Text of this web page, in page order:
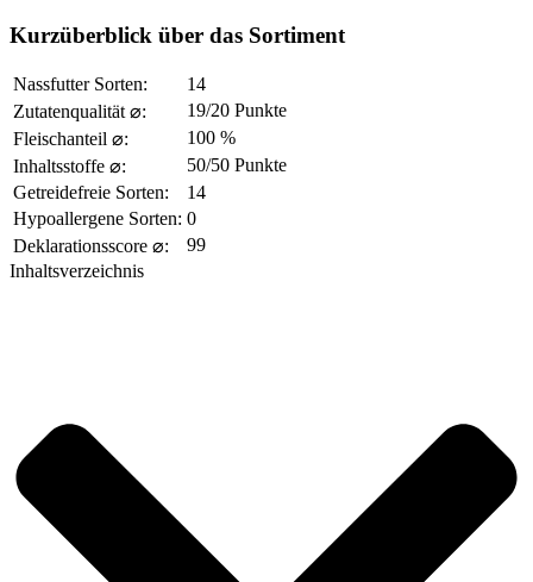
Kurzüberblick über das Sortiment
Nassfutter Sorten:
14
Zutatenqualität ⌀:
19/20 Punkte
Fleischanteil ⌀:
100 %
Inhaltsstoffe ⌀:
50/50 Punkte
Getreidefreie Sorten:
14
Hypoallergene Sorten: 0
Deklarationsscore ⌀:
99
Inhaltsverzeichnis​